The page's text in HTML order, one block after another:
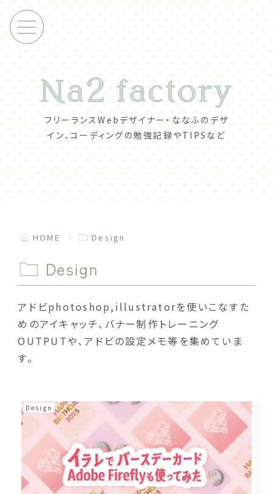
フリーランスWebデザイナー・ななふの デザ
イン、コーディングの勉強記録やTIPSなど
HOME Design
Design
アドビphotoshop,illustratorを使いこなすた
めのアイキャッチ、バナー制作トレーニング
OUTPUTや、アドビの設定メモ等を集めていま
す。
Design